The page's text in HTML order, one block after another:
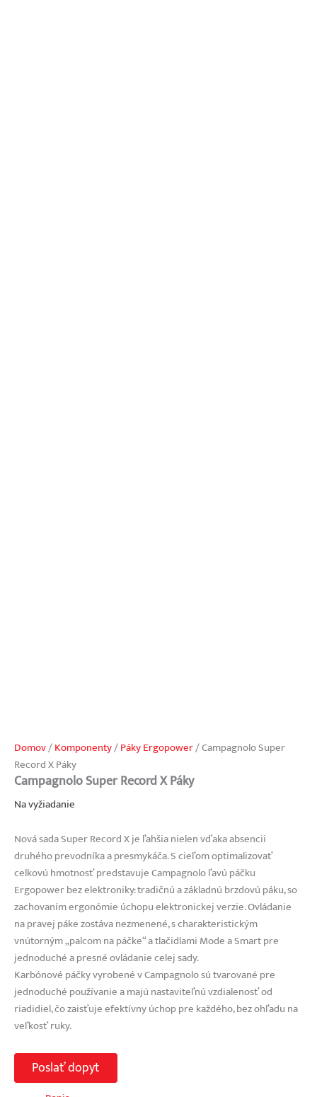
Domov/Komponenty/Páky Ergopower/ Campagnolo Super
Record X Páky
Campagnolo Super Record X Páky
Na vyžiadanie
Nová sada Super Record X je ľahšia nielen vďaka absencii
druhého prevodníka a presmykáča. S cieľom optimalizovať
celkovú hmotnosť predstavuje Campagnolo ľavú páčku
Ergopower bez elektroniky: tradičnú a základnú brzdovú páku, so
zachovaním ergonómie úchopu elektronickej verzie. Ovládanie
na pravej páke zostáva nezmenené, s charakteristickým
vnútorným „palcom na páčke“ a tlačidlami Mode a Smart pre
jednoduché a presné ovládanie celej sady.
Karbónové páčky vyrobené v Campagnolo sú tvarované pre
jednoduché používanie a majú nastaviteľnú vzdialenosť od
riadidiel, čo zaisťuje efektívny úchop pre každého, bez ohľadu na
veľkosť ruky.
Poslať dopyt